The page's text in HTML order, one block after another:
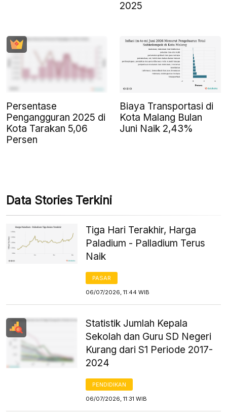
2025
Persentase
Pengangguran 2025 di
Kota Tarakan 5,06
Persen
Biaya Transportasi di
Kota Malang Bulan
Juni Naik 2,43%
Data Stories Terkini
Tiga Hari Terakhir, Harga
Paladium - Palladium Terus
Naik
PASAR
06/07/2026, 11:44 WIB
Statistik Jumlah Kepala
Sekolah dan Guru SD Negeri
Kurang dari S1 Periode 2017-
2024
PENDIDIKAN
06/07/2026, 11:31 WIB